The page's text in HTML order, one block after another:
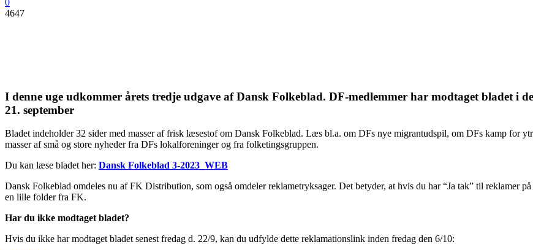
4647
I denne uge udkommer årets tredje udgave af Dansk Folkeblad. DF-medlemmer har modtaget bladet i
21. september
Bladet indeholder 32 sider med masser af frisk læsestof om Dansk Folkeblad. Læs bl.a. om DFs nye migrantudspil, om DFs kamp for
masser af små og store nyheder fra DFs lokalforeninger og fra folketingsgruppen.
Du kan læse bladet her: Dansk Folkeblad 3-2023_WEB
Dansk Folkeblad omdeles nu af FK Distribution, som også omdeler reklametryksager. Det betyder, at hvis du har “Ja tak” til reklamer
en lille folder fra FK.
Har du ikke modtaget bladet?
Hvis du ikke har modtaget bladet senest fredag d. 22/9, kan du udfylde dette reklamationslink inden fredag den 6/10: